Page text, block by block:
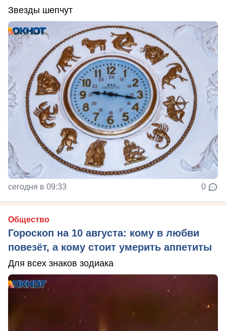
Звезды шепчут
сегодня в 09:33 0
Общество
Гороскоп на 10 августа: кому в любви
повезёт, а кому стоит умерить аппетиты
Для всех знаков зодиака